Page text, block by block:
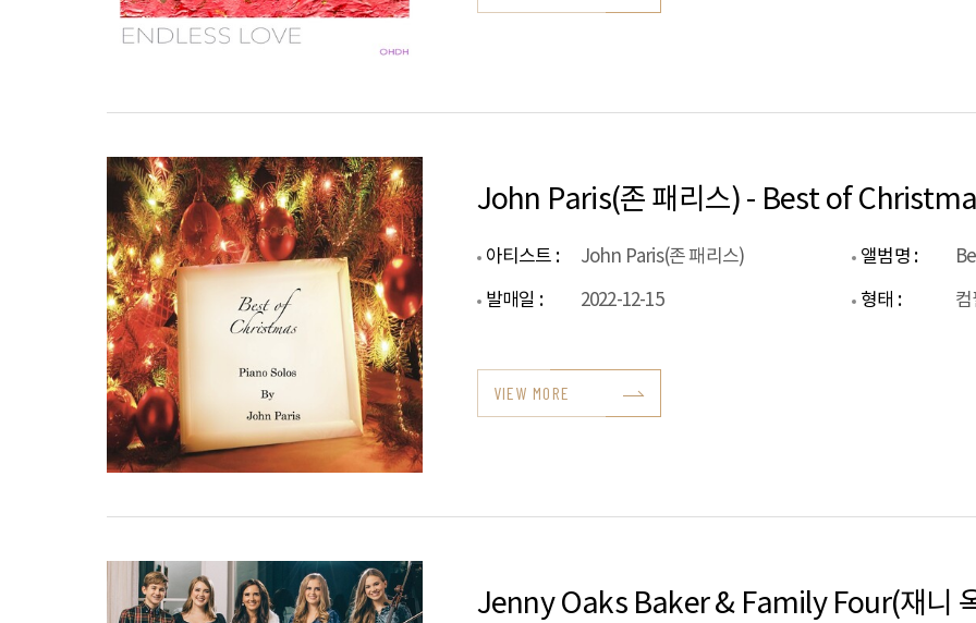
John Paris(존 패리스) - Best of
아티스트 : John Paris(존 패리스) 앨범명 :
발매일 :
2022-12-15 형태 :
VIEW MORE
Jenny Oaks Baker & Family Four(재니